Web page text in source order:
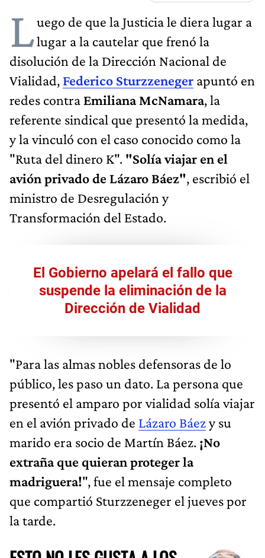
Luego de que la Justicia le diera lugar a
lugar a la cautelar que frenó la
disolución de la Dirección Nacional de
Vialidad, Federico Sturzzeneger apuntó en
redes contra Emiliana McNamara, la
referente sindical que presentó la medida,
y la vinculó con el caso conocido como la
"Ruta del dinero K". "Solía viajar en el
avión privado de Lázaro Báez", escribió el
ministro de Desregulación y
Transformación del Estado.
El Gobierno apelará el fallo que
suspende la eliminación de la
Dirección de Vialidad
"Para las almas nobles defensoras de lo
público, les paso un dato. La persona que
presentó el amparo por vialidad solía viajar
en el avión privado de Lázaro Báezy su
marido era socio de Martín Báez. ¡No
extraña que quieran proteger la
madriguera!", fue el mensaje completo
que compartió Sturzzeneger el jueves por
la tarde.